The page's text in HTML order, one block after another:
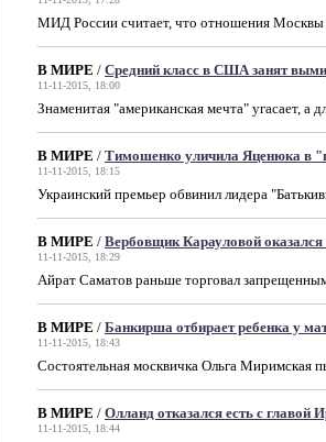
МИД России считает, что отношения Москвы
В МИРЕ / Средний класс в США занят
11-11-2015, 18:00
Знаменитая "американская мечта" угасает,
В МИРЕ / Тимошенко уличила Яценюка в
11-11-2015, 18:15
Украинский премьер обвинил лидера
В МИРЕ / Вербовщик Карауловой
11-11-2015, 18:29
Айрат Саматов раньше торговал
В МИРЕ / Банкирша отбирает ребенка у
11-11-2015, 18:43
Cостоятельная москвичка Ольга Миримская
В МИРЕ / Олланд отказался есть с главой
11-11-2015, 18:44